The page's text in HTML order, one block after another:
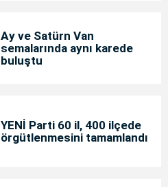
Ay ve Satürn Van
semalarında aynı karede
buluştu
YENİ Parti 60 il, 400 ilçede
örgütlenmesini tamamlandı